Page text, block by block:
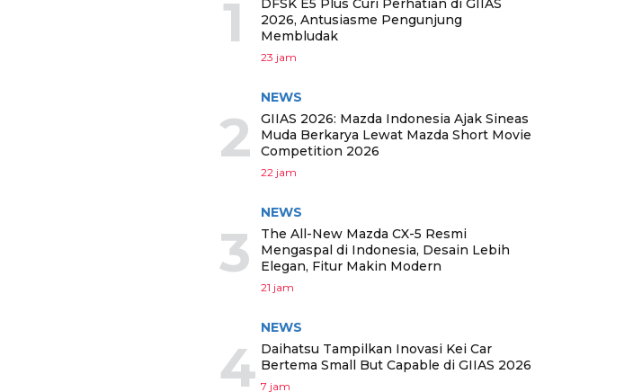
1
DFSK E5 Plus Curi Perhatian di GIIAS
2026, Antusiasme Pengunjung
Membludak
23 jam
2
NEWS
GIIAS 2026: Mazda Indonesia Ajak Sineas
Muda Berkarya Lewat Mazda Short Movie
Competition 2026
22 jam
3
NEWS
The All-New Mazda CX-5 Resmi
Mengaspal di Indonesia, Desain Lebih
Elegan, Fitur Makin Modern
21 jam
4
NEWS
Daihatsu Tampilkan Inovasi Kei Car
Bertema Small But Capable di GIIAS 2026
7 jam